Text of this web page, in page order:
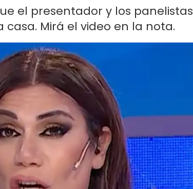
el presentador y los panelistas
Mirá el video en la nota.